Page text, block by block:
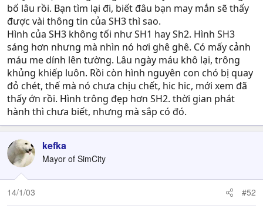
bố lâu rồi. Bạn tìm lại đi, biết đâu bạn may mắn sẽ thấy
được vài thông tin của SH3 thì sao.
Hình của SH3 không tối như SH1 hay Sh2. Hình SH3
sáng hơn nhưng mà nhìn nó hơi ghê ghê. Có mấy cảnh
máu me dính lên tường. Lâu ngày máu khô lại, trông
khủng khiếp luôn. Rồi còn hình nguyên con chó bị quay
đỏ chét, thế mà nó chưa chịu chết, hic hic, mới xem đã
thấy ớn rồi. Hình trông đẹp hơn SH2. thời gian phát
hành thì chưa biết, nhưng mà sắp có đó.
kefka
Mayor of SimCity
14/1/03 #52